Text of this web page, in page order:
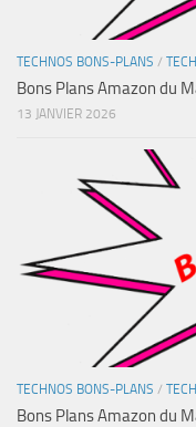
TECHNOS BONS-PLANS /
Bons Plans Amazon du
13 JANVIER 2026
TECHNOS BONS-PLANS /
Bons Plans Amazon du